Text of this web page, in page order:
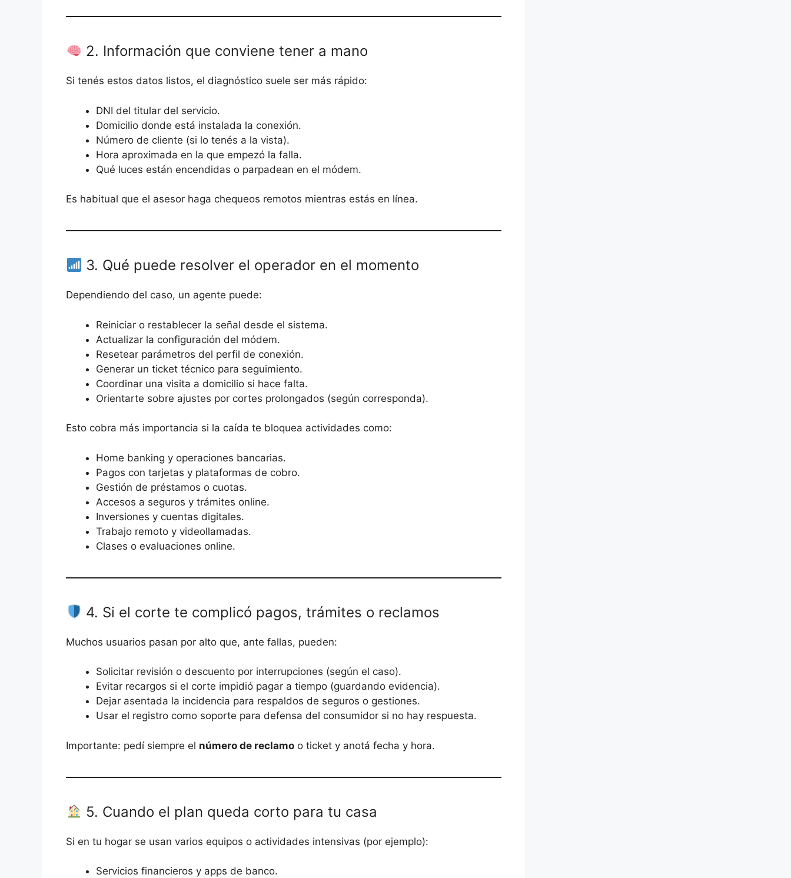
2. Información que conviene tener a mano
Si tenés estos datos listos, el diagnóstico suele ser más rápido:
DNI del titular del servicio.
Domicilio donde está instalada la conexión.
Número de cliente (si lo tenés a la vista).
Hora aproximada en la que empezó la falla.
Qué luces están encendidas o parpadean en el módem.
Es habitual que el asesor haga chequeos remotos mientras estás en línea.
3. Qué puede resolver el operador en el momento
Dependiendo del caso, un agente puede:
Reiniciar o restablecer la señal desde el sistema.
Actualizar la configuración del módem.
Resetear parámetros del perfil de conexión.
Generar un ticket técnico para seguimiento.
Coordinar una visita a domicilio si hace falta.
Orientarte sobre ajustes por cortes prolongados (según corresponda).
Esto cobra más importancia si la caída te bloquea actividades como:
Home banking y operaciones bancarias.
Pagos con tarjetas y plataformas de cobro.
Gestión de préstamos o cuotas.
Accesos a seguros y trámites online.
Inversiones y cuentas digitales.
Trabajo remoto y videollamadas.
Clases o evaluaciones online.
4. Si el corte te complicó pagos, trámites o reclamos
Muchos usuarios pasan por alto que, ante fallas, pueden:
Solicitar revisión o descuento por interrupciones (según el caso).
Evitar recargos si el corte impidió pagar a tiempo (guardando evidencia).
Dejar asentada la incidencia para respaldos de seguros o gestiones.
Usar el registro como soporte para defensa del consumidor si no hay respuesta.
Importante: pedí siempre el número de reclamo o ticket y anotá fecha y hora.
5. Cuando el plan queda corto para tu casa
Si en tu hogar se usan varios equipos o actividades intensivas (por ejemplo):
Servicios financieros y apps de banco.